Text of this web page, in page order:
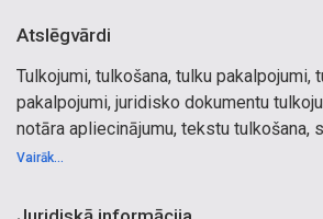
Atslēgvārdi
Tulkojumi, tulkošana, tulku pakalpojumi,
pakalpojumi, juridisko dokumentu
notāra apliecinājumu, tekstu tulkošana,
apmācības uzņēmumiem.
Vairāk...